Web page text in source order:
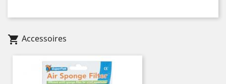
shopping_cart Accessoires